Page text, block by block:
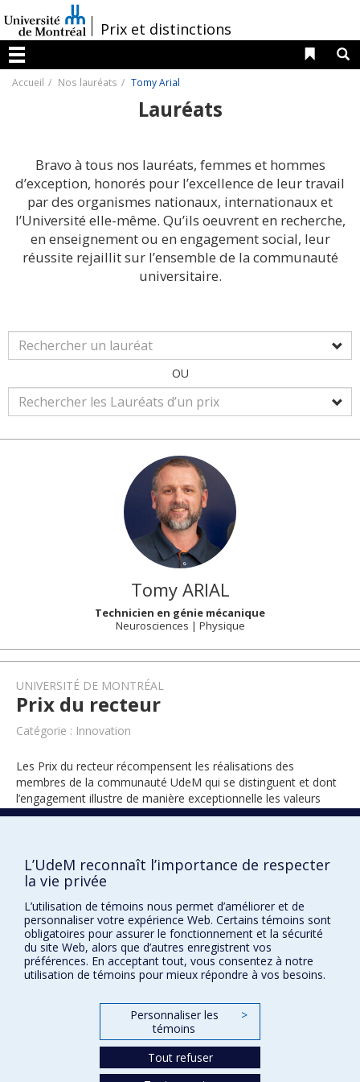
au
contenu
/Prix et distinctions
Menu
Liens
Accueil Nos lauréats Tomy Arial
Lauréats
Bravo à tous nos lauréats, femmes et hommes
d’exception, honorés pour l’excellence de leur travail
par des organismes nationaux, internationaux et
l’Université elle-même. Qu’ils oeuvrent en recherche,
en enseignement ou en engagement social, leur
réussite rejaillit sur l’ensemble de la communauté
universitaire.
OU
Tomy ARIAL
Technicien en génie mécanique
Neurosciences | Physique
UNIVERSITÉ DE MONTRÉAL
Prix du recteur
Catégorie : Innovation
Les Prix du recteur récompensent les réalisations des
membres de la communauté UdeM qui se distinguent et dont
l’engagement illustre de manière exceptionnelle les valeurs
universitaires.
Prix et distinctions
L’UdeM reconnaît l’importance de respecter
la vie privée
L’utilisation de témoins nous permet d’améliorer et de
personnaliser votre expérience Web. Certains témoins sont
obligatoires pour assurer le fonctionnement et la sécurité
du site Web, alors que d’autres enregistrent vos
préférences. En acceptant tout, vous consentez à notre
utilisation de témoins pour mieux répondre à vos besoins.
Personnaliser les
témoins
>
Tout refuser